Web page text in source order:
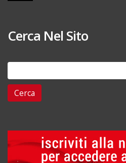
Cerca Nel Sito
Ricerca
per: